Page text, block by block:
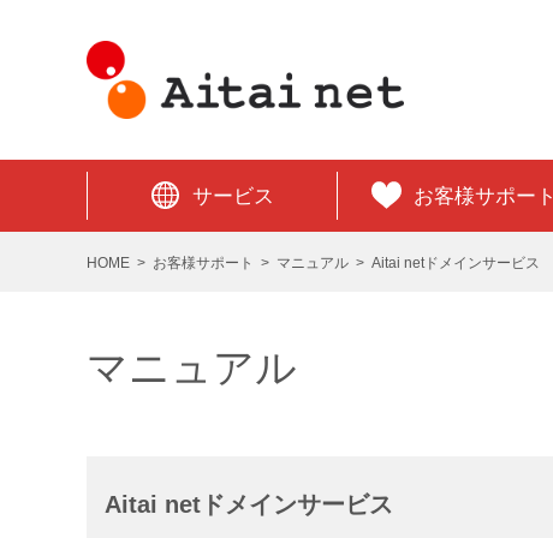
サービス お客様サポート
HOME お客様サポート マニュアル Aitai netドメインサービス
マニュアル
Aitai netドメインサービス